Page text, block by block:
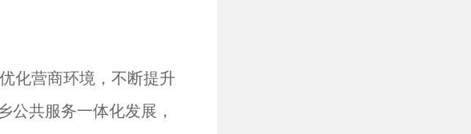
化营商环境，不断提升
公共服务一体化发展，